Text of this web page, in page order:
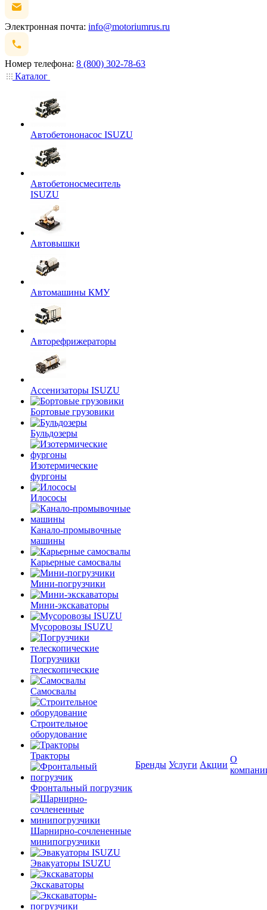
Электронная почта: info@motoriumrus.ru
Номер телефона: 8 (800) 302-78-63
Каталог
Автобетононасос ISUZU
Автобетоносмеситель
ISUZU
Автовышки
Автомашины КМУ
Авторефрижераторы
Ассенизаторы ISUZU
Бортовые грузовики
Бульдозеры
Изотермические
фургоны
Илососы
Канало-промывочные
машины
Карьерные самосвалы
Мини-погрузчики
Мини-экскаваторы
Мусоровозы ISUZU
Погрузчики
телескопические
Самосвалы
Строительное
оборудование
Тракторы
Фронтальный погрузчик
Шарнирно-сочлененные
минипогрузчики
Эвакуаторы ISUZU
Экскаваторы
Бренды Услуги Акции
О